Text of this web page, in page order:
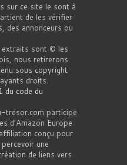
sur ce site le sont à
de les vérifier
des annonceurs ou
extraits sont © les
nous retirerons
sous copyright
droits.
du code du
tresor.com participe
d’Amazon Europe
conçu pour
une
de liens vers